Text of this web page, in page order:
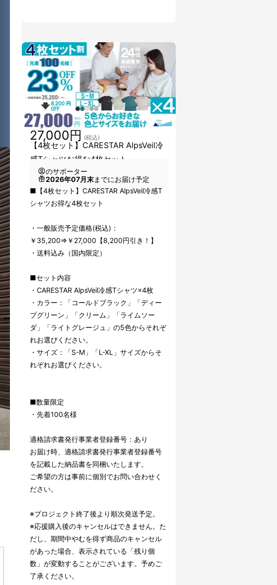
【4枚セット】CARESTAR AlpsVeil冷
感Tシャツお得な4枚セット
27,000円 (税込)
のサポーター
2026年07月末までにお届け予定
■【4枚セット】CARESTAR AlpsVeil冷感T
シャツお得な4枚セット
・一般販売予定価格(税込)：
￥35,200⇒￥27,000【8,200円引き！】
・送料込み（国内限定）
■セット内容
・CARESTAR AlpsVeil冷感Tシャツ×4枚
・カラー：「コールドブラック」「ディー
プグリーン」「クリーム」「ライムソー
ダ」「ライトグレージュ」の5色からそれぞ
れお選びください。
・サイズ：「S-M」「L-XL」サイズからそ
れぞれお選びください。
■数量限定
・先着100名様
適格請求書発行事業者登録番号：あり
お届け時、適格請求書発行事業者登録番号
を記載した納品書を同梱いたします。
ご希望の方は事前に個別でお問い合わせく
ださい。
※プロジェクト終了後より順次発送予定。
※応援購入後のキャンセルはできません。た
だし、期間中やむを得ず商品のキャンセル
があった場合、表示されている「残り個
数」が変動することがございます。予めご
了承ください。